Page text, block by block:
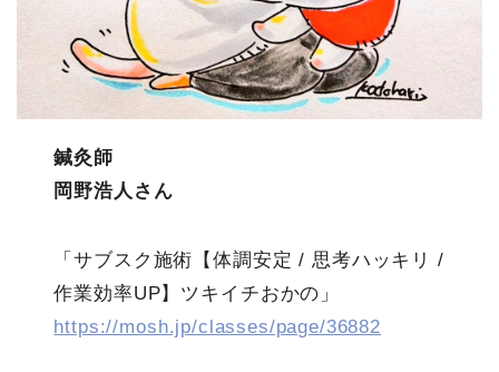
鍼灸師
岡野浩人さん
「サブスク施術【体調安定 / 思考ハッキリ /
作業効率UP】ツキイチおかの」
https://mosh.jp/classes/page/36882